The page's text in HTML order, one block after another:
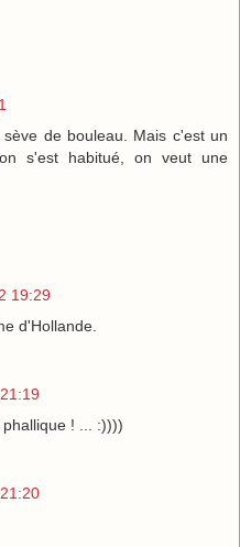
de bouleau. Mais c'est un
s'est habitué, on veut une
19:29
d'Hollande.
! ... :))))